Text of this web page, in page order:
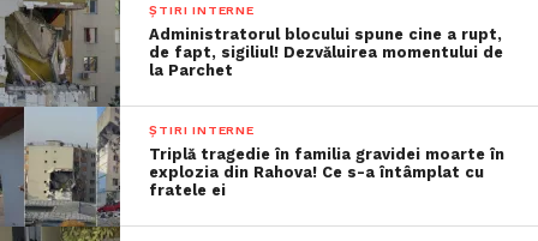
ȘTIRI INTERNE
Administratorul blocului spune cine a rupt,
de fapt, sigiliul! Dezvăluirea momentului de
la Parchet
ȘTIRI INTERNE
Triplă tragedie în familia gravidei moarte în
explozia din Rahova! Ce s-a întâmplat cu
fratele ei